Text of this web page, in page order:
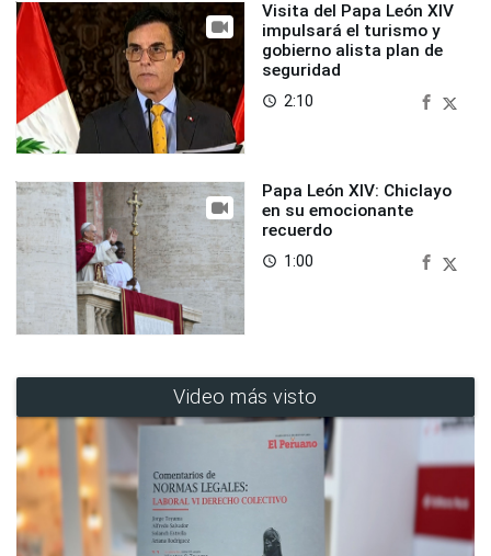
Visita del Papa León XIV
impulsará el turismo y
gobierno alista plan de
seguridad
access_time 2:10
Papa León XIV: Chiclayo
en su emocionante
recuerdo
access_time 1:00
Video más visto